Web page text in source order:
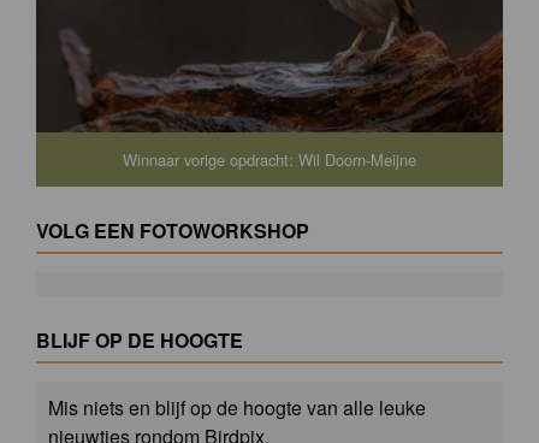
Winnaar vorige opdracht: Wil Doorn-Meijne
VOLG EEN FOTOWORKSHOP
BLIJF OP DE HOOGTE
Mis niets en blijf op de hoogte van alle leuke
nieuwtjes rondom Birdpix.